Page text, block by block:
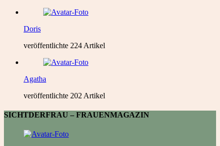
Doris
veröffentlichte 224 Artikel
Agatha
veröffentlichte 202 Artikel
SICHTDERFRAU – FRAUENMAGAZIN